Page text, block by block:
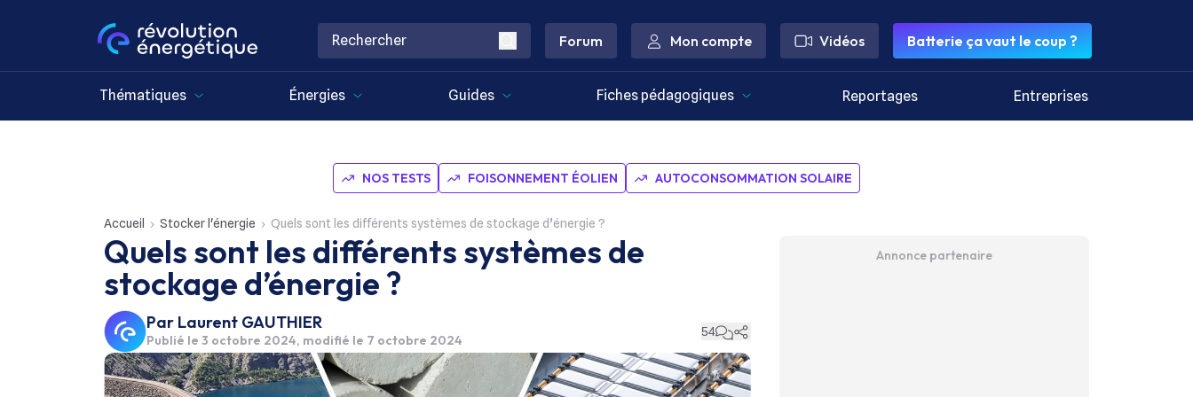
Forum Mon compte Vidéos Batterie ça vaut le coup ?
Thématiques Énergies Guides Fiches pédagogiques Reportages Entreprises
NOS TESTS FOISONNEMENT ÉOLIEN AUTOCONSOMMATION SOLAIRE
Accueil Stocker l'énergie Quels sont les différents systèmes de stockage d’énergie ?
Quels sont les différents systèmes de
stockage d’énergie ?
Par Laurent GAUTHIER
Publié le 3 octobre 2024, modifié le 7 octobre 2024
54
Annonce partenaire